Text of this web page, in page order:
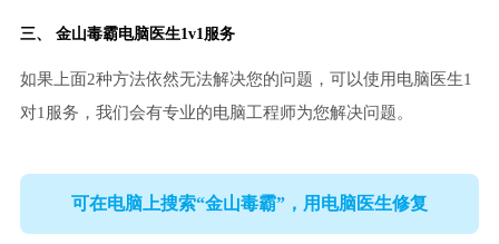
三、 金山毒霸电脑医生1v1服务
如果上面2种方法依然无法解决您的问题，可以使用电脑医生1
对1服务，我们会有专业的电脑工程师为您解决问题。
可在电脑上搜索“金山毒霸”，用电脑医生修复